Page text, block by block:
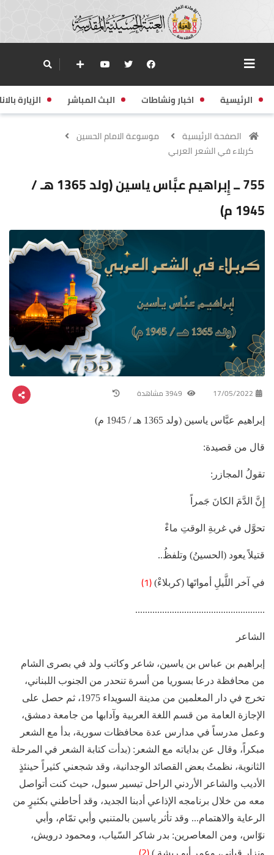
الرئيسية اخبار ونشاطات البث المباشر الزيارة
الصفحة الرئيسية
موسوعة الامام الحسين
كربلاء في الشعر العربي
755 ــ إِبراهيم عبَّاس ياسين (ولد 1365 هـ /
1945 م)
17/05/2022
إبراهيم عبَّاس ياسين (ولد 1365 هـ / 1945 م)
قال من قصيدة:
تقولُ المجازر:
إِنَّ الدَّمَ الكانَ جَمراً
تحوَّل في غربةِ الوقتِ ماءْ
قتيلاً يعود (الحسينُ) وتلفظُ..
في آخر اللَّيلِ أمواتَها (كربلاءْ) (1)
.....................................................
الشاعر
إبراهيم بن عباس بن ياسين، شاعر وكاتب ولد في بصرى الشام
من محافظة درعا بسوريا من أسرة تنحدر من الجنوب اللبناني،
تخرج في دار المعلمين من مدينة السويداء 1975، ثم حصل على
الإجازة العامة من قسم اللغة العربية وآدابها من جامعة دمشق،
وعمل مدرساً في مدارس عدة محافظات سورية، بدأ مع الشعر
مبكراً، وقال عن بداياته مع الشعر: (بدأت كتابة الشعر في المرحلة
الثانوية، نظمتُ بعض القصائد الوجدانية، وقد شجعني كثيراً حينئذٍ
الأديب والشاعر الأردني الراحل تيسير سبول، حيث كنت أتواصل
معه من خلال برنامجه الإذاعي أدبنا الجديد، وقد أحاطني بكثيرٍ من
الرعاية والاهتمام... وقد تأثر ياسين بالمتنبي وأبي تمّام، وأبي
نوّاس، ومن المعاصرين: بدر شاكر السّياب، ومحمود درويش،
ونزار قباني، وعمر أبو ريشة.)